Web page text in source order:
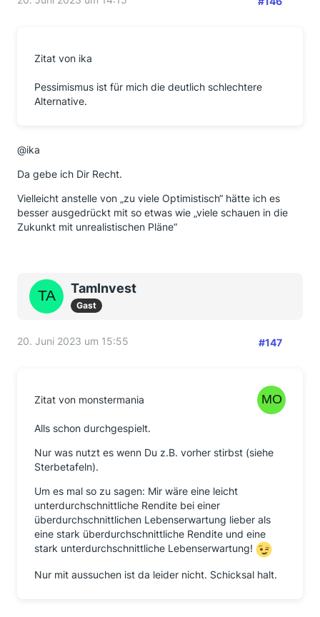
Zitat von ika
Pessimismus ist für mich die deutlich schlechtere
Alternative.
@ika
Da gebe ich Dir Recht.
Vielleicht anstelle von „zu viele Optimistisch“ hätte ich es
besser ausgedrückt mit so etwas wie „viele schauen in die
Zukunkt mit unrealistischen Pläne“
TamInvest
Gast
20. Juni 2023 um 15:55 #147
Zitat von monstermania
Alls schon durchgespielt.
Nur was nutzt es wenn Du z.B. vorher stirbst (siehe
Sterbetafeln).
Um es mal so zu sagen: Mir wäre eine leicht
unterdurchschnittliche Rendite bei einer
überdurchschnittlichen Lebenserwartung lieber als
eine stark überdurchschnittliche Rendite und eine
stark unterdurchschnittliche Lebenserwartung!
Nur mit aussuchen ist da leider nicht. Schicksal halt.